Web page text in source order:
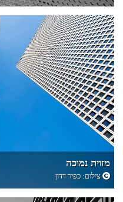
מזוית נמוכה
צילום:כפיר דדון